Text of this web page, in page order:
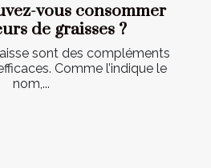
vous consommer
de graisses ?
sont des compléments
Comme l’indique le
nom,...